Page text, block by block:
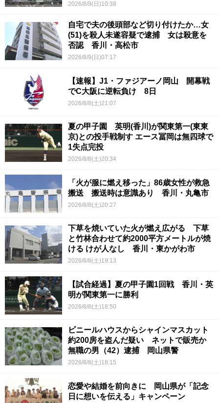
2026/8/9(日)10:38
自宅で夫の後頭部など切り付けたか…女
(51)を殺人未遂容疑で逮捕 女は殺意を
否認 香川・高松市
2026/8/9(日)07:17
【速報】J1・ファジアーノ岡山 開幕戦
でC大阪に逆転負け 8日
2026/8/8(土)21:07
夏の甲子園 英明(香川)が関東第一(東東
京)との投手戦制す エース冨岡は無四球で
1失点完投
2026/8/8(土)20:34
「火が服に燃え移った」86歳女性が救急
搬送 搬送時は意識あり 香川・丸亀市
2026/8/8(土)20:27
下草を焼いていた火が燃え広がる 下草
と竹林合わせて約2000平方メートルが焼
ける けが人なし 香川・東かがわ市
2026/8/8(土)19:13
【試合経過】夏の甲子園1回戦 香川・英
明が関東第一に勝利
2026/8/8(土)18:50
ビニールハウスからシャインマスカット
約200房を盗んだ疑い ネットで販売か
無職の男（42）逮捕 岡山県警
2026/8/8(土)18:15
恋愛や結婚を前向きに 岡山県が「記念
日に想いを伝える」キャンペーン